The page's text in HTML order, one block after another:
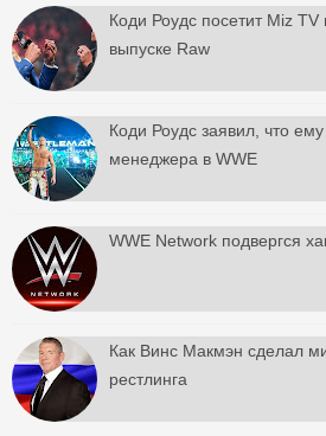
Коди Роудс посетит Miz
выпуске Raw
Коди Роудс заявил, что
менеджера в WWE
WWE Network подвергся
Как Винс Макмэн сделал
рестлинга